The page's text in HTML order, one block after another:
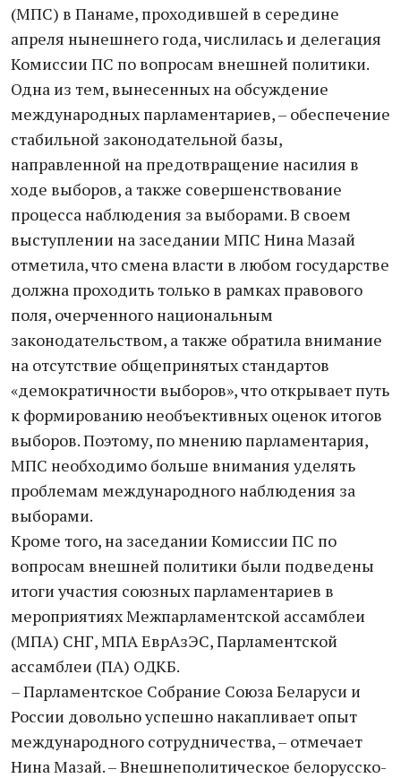
(МПС) в Панаме, проходившей в середине
апреля нынешнего года, числилась и делегация
Комиссии ПС по вопросам внешней политики.
Одна из тем, вынесенных на обсуждение
международных парламентариев, – обеспечение
стабильной законодательной базы,
направленной на предотвращение насилия в
ходе выборов, а также совершенствование
процесса наблюдения за выборами. В своем
выступлении на заседании МПС Нина Мазай
отметила, что смена власти в любом государстве
должна проходить только в рамках правового
поля, очерченного национальным
законодательством, а также обратила внимание
на отсутствие общепринятых стандартов
«демократичности выборов», что открывает путь
к формированию необъективных оценок итогов
выборов. Поэтому, по мнению парламентария,
МПС необходимо больше внимания уделять
проблемам международного наблюдения за
выборами.
Кроме того, на заседании Комиссии ПС по
вопросам внешней политики были подведены
итоги участия союзных парламентариев в
мероприятиях Межпарламентской ассамблеи
(МПА) СНГ, МПА ЕврАзЭС, Парламентской
ассамблеи (ПА) ОДКБ.
– Парламентское Собрание Союза Беларуси и
России довольно успешно накапливает опыт
международного сотрудничества, – отмечает
Нина Мазай. – Внешнеполитическое белорусско-